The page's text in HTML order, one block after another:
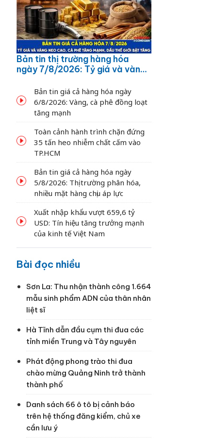
Bản tin thị trường hàng hóa
ngày 7/8/2026: Tỷ giá và vàng
dầu thế giới bật tăng
Bản tin giá cả hàng hóa ngày
6/8/2026: Vàng, cà phê đồng loạt
tăng mạnh
Toàn cảnh hành trình chặn đứng
35 tấn heo nhiễm chất cấm vào
TP.HCM
Bản tin giá cả hàng hóa ngày
5/8/2026: Thị trường phân hóa,
nhiều mặt hàng chịu áp lực
Xuất nhập khẩu vượt 659,6 tỷ
USD: Tín hiệu tăng trưởng mạnh
của kinh tế Việt Nam
Bài đọc nhiều
Sơn La: Thu nhận thành công 1.664
mẫu sinh phẩm ADN của thân nhân
liệt sĩ
Hà Tĩnh dẫn đầu cụm thi đua các
tỉnh miền Trung và Tây nguyên
Phát động phong trào thi đua
chào mừng Quảng Ninh trở thành
thành phố
Danh sách 66 ô tô bị cảnh báo
trên hệ thống đăng kiểm, chủ xe
cần lưu ý